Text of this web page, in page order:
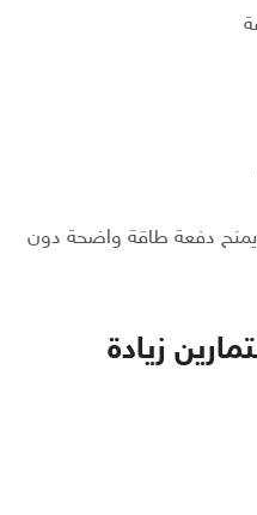
دفعة طاقة واضحة دون
زيادة